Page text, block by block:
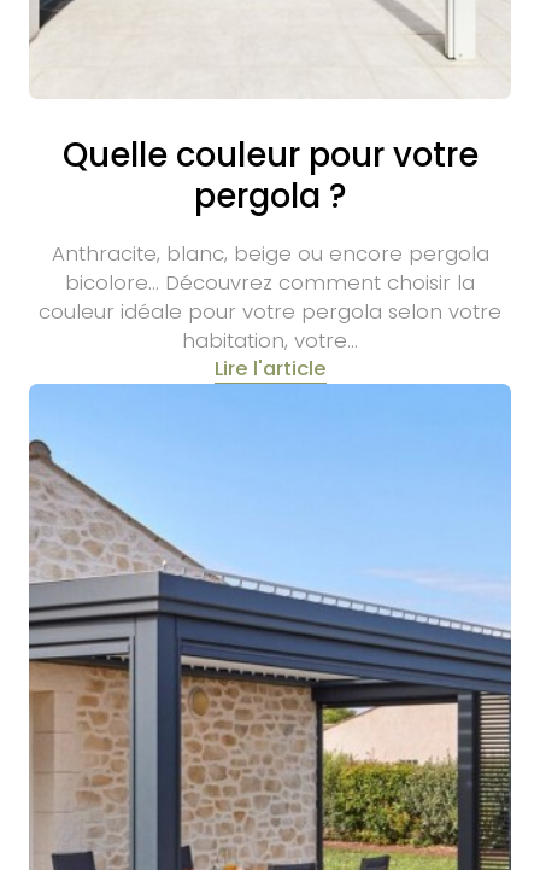
Quelle couleur pour votre
pergola ?
Anthracite, blanc, beige ou encore pergola
bicolore… Découvrez comment choisir la
couleur idéale pour votre pergola selon votre
habitation, votre…
Lire l'article